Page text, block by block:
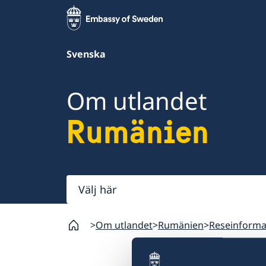
Svenska
Om utlandet
Rumänien
Välj
här
Om utlandet Rumänien